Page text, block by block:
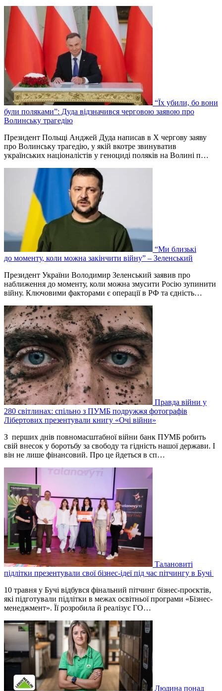
“Їх убили, бо вони
були поляками”: Дуда відзначився черговою заявою про
Волинську трагедію
Президент Польщі Анджей Дуда написав в Х чергову заяву
про Волинську трагедію, у якій вкотре звинуватив
українських націоналістів у геноциді поляків на Волині п…
“Ми близькі
до моменту, коли можна закінчити війну” – Зеленський
Президент України Володимир Зеленський заявив про
наближення до моменту, коли можна змусити Росію зупинити
війну. Ключовими факторами є операції в РФ та єдність…
Правда війни у
280 світлинах: спільно з ПУМБ подружжя фотографів
Лібертових презентували книгу «Очі війни»
З перших днів повномасштабної війни банк ПУМБ робить
свій внесок у боротьбу за свободу та гідність нашої держави. І
він не лише фінансовий. Про це йдеться в сп…
Талановиті
підлітки презентували свої бізнес-ідеї під час пітчингу в Бучі
10 травня у Бучі відбувся фінальний пітчинг бізнес-проєктів,
які підготували підлітки в межах освітньої програми «Бізнес-
менеджмент». Її розробила й реалізує ГО…
Людина понад